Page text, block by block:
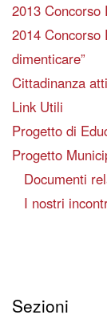
2013 Concorso
2014 Concorso
dimenticare”
Cittadinanza
Link Utili
Progetto di
Progetto
Documenti
I nostri
Sezioni